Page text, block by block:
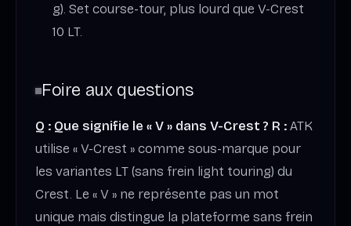
g). Set course-tour, plus lourd que V-Crest
10 LT.
Foire aux questions
Q : Que signifie le « V » dans V-Crest ? R :ATK
utilise « V-Crest » comme sous-marque pour
les variantes LT (sans frein light touring) du
Crest. Le « V » ne représente pas un mot
unique mais distingue la plateforme sans frein